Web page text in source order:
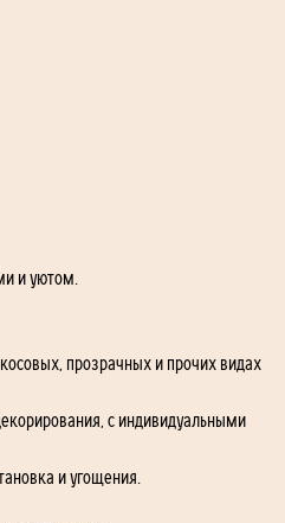
и уютом.
прозрачных и прочих видах
с индивидуальными
и угощения.